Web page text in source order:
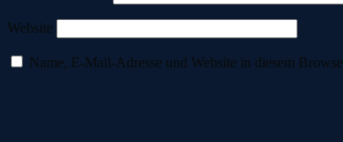
Website
Name, E-Mail-Adresse und Website in diesem